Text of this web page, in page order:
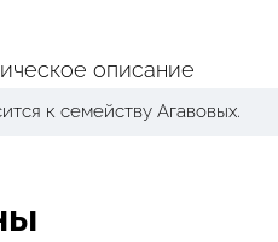
к семейству Агавовых.